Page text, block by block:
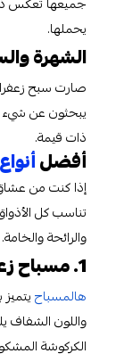
يحملها.
الشهرة
صارت سبح زعفران
يبحثون عن شيء
ذات قيمة.
أفضلأنواع
إذا كنت من عشاق
تناسب كل
والرائحة والخامة.
هالمسباحيتميز
واللون الشفاف
الكركوشة